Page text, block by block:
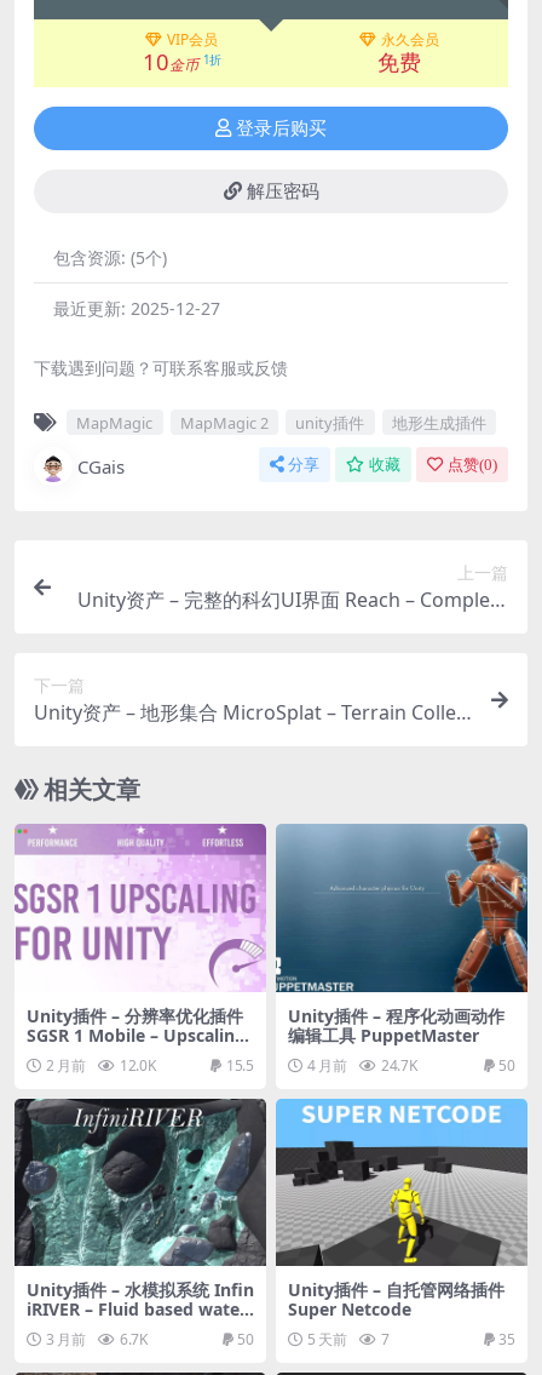
VIP会员
10金币 1折
永久会员
免费
登录后购买
解压密码
包含资源: (5个)
最近更新: 2025-12-27
下载遇到问题？可联系客服或反馈
MapMagic MapMagic 2 unity插件 地形生成插件
CGais 分享 收藏 点赞(0)
上一篇
Unity资产 – 完整的科幻UI界面 Reach – Complete
下一篇
Unity资产 – 地形集合 MicroSplat – Terrain Collec
相关文章
Unity插件 – 分辨率优化插件
SGSR 1 Mobile – Upscaling
for Unity
2 月前 12.0K 15.5
Unity插件 – 程序化动画动作
编辑工具 PuppetMaster
4 月前 24.7K 50
Unity插件 – 水模拟系统 Infin
iRIVER – Fluid based water
simulator
3 月前 6.7K 50
Unity插件 – 自托管网络插件
Super Netcode
5 天前 7 35